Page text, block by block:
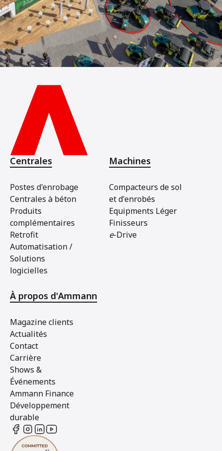
Centrales
Postes d'enrobage
Centrales à béton
Produits
complémentaires
Retrofit
Automatisation /
Solutions
logicielles
Machines
Compacteurs de sol
et d'enrobés
Equipments Léger
Finisseurs
e-Drive
À propos d'Ammann
Magazine clients
Actualités
Contact
Carrière
Shows &
Événements
Ammann Finance
Développement
durable